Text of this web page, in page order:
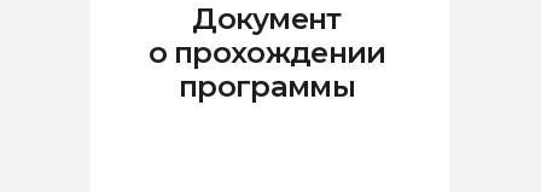
Документ
о прохождении
программы